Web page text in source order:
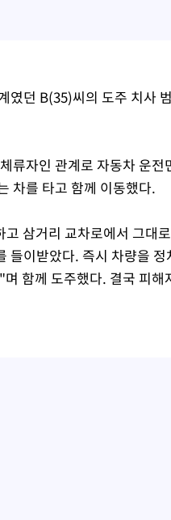
였던 B(35)씨의 도주 치사
류자인 관계로 자동차 운
차를 타고 함께 이동했다.
삼거리 교차로에서 그대
들이받았다. 즉시 차량을
함께 도주했다. 결국 피해